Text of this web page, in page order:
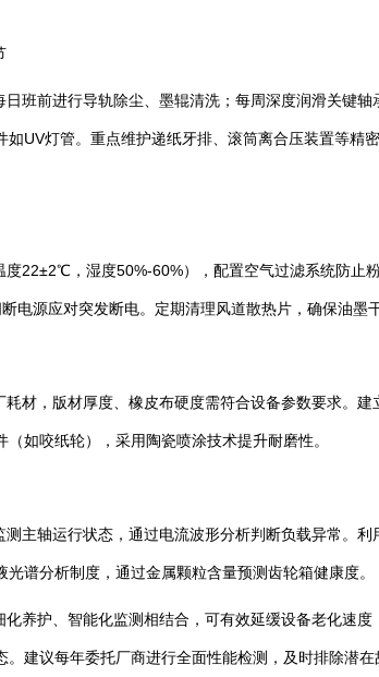
日班前进行导轨除尘、墨辊清洗；每周深度润滑关键
如UV灯管。重点维护递纸牙排、滚筒离合压装置等精
度22±2℃，湿度50%-60%），配置空气过滤系统防止
电源应对突发断电。定期清理风道散热片，确保油墨
耗材，版材厚度、橡皮布硬度需符合设备参数要求。
（如咬纸轮），采用陶瓷喷涂技术提升耐磨性。
测主轴运行状态，通过电流波形分析判断负载异常。
谱分析制度，通过金属颗粒含量预测齿轮箱健康度。
化养护、智能化监测相结合，可有效延缓设备老化速
。建议每年委托厂商进行全面性能检测，及时排除潜在